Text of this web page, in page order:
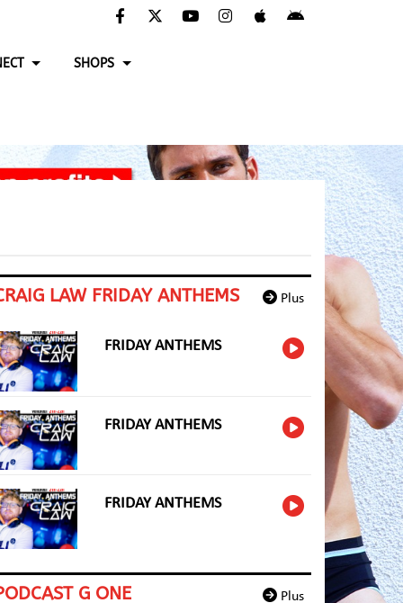
SHOPS
Plus
LAW FRIDAY ANTHEMS
FRIDAY ANTHEMS
FRIDAY ANTHEMS
FRIDAY ANTHEMS
Plus
G ONE